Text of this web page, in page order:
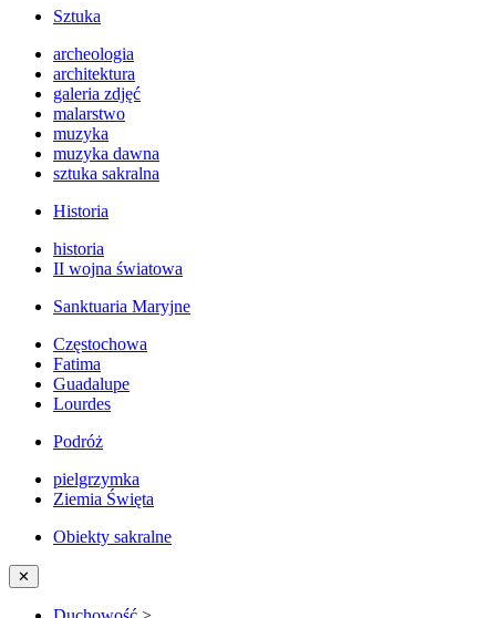
Sztuka
archeologia
architektura
galeria zdjęć
malarstwo
muzyka
muzyka dawna
sztuka sakralna
Historia
historia
II wojna światowa
Sanktuaria Maryjne
Częstochowa
Fatima
Guadalupe
Lourdes
Podróż
pielgrzymka
Ziemia Święta
Obiekty sakralne
✕